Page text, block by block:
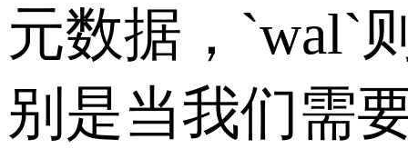
元数据， `wal`
别是当我们需